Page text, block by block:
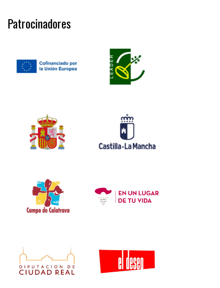
Patrocinadores